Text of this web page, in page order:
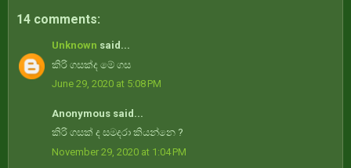
14 comments:
Unknown said...
කිරි ගසක්ද මේ ගස
June 29, 2020 at 5:08 PM
Anonymous said...
කිරි ගසක් ද සමදරා කියන්නෙ ?
November 29, 2020 at 1:04 PM